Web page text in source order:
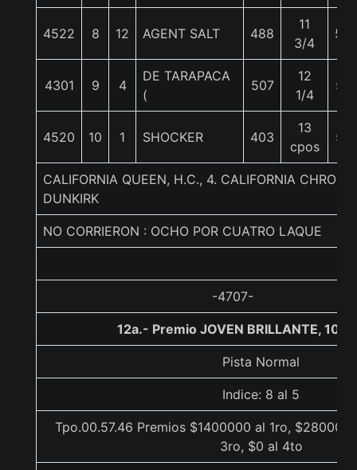
4522 8 12 AGENT SALT 488
11
3/4
56
4301 9 4
DE TARAPACA
(
507
12
1/4
57
4520 10 1 SHOCKER 403
13
cpos
57
CALIFORNIA QUEEN, H.C., 4. CALIFORNIA
DUNKIRK
NO CORRIERON : OCHO POR CUATRO LAQUE
-4707-
12a.- Premio JOVEN BRILLANTE,
Pista Normal
Indice: 8 al 5
Tpo.00.57.46 Premios $1400000 al 1ro, $280000
3ro, $0 al 4to